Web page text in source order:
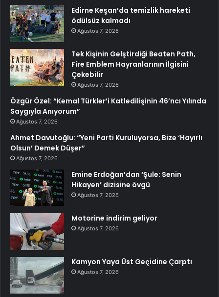
Edirne Keşan’da temizlik hareketi
ödülsüz kalmadı
Ağustos 7, 2026
Tek Kişinin Gelştirdiği Beaten Path,
Fire Emblem Hayranlarının İlgisini
Çekebilir
Ağustos 7, 2026
Özgür Özel: “Kemal Türkler’i Katledilişinin 46’ncı Yılında
Saygıyla Anıyorum”
Ağustos 7, 2026
Ahmet Davutoğlu: “Yeni Parti Kuruluyorsa, Bize ‘Hayırlı
Olsun’ Demek Düşer”
Ağustos 7, 2026
Emine Erdoğan’dan ‘Şule: Senin
Hikayen’ dizisine övgü
Ağustos 7, 2026
Motorine indirim geliyor
Ağustos 7, 2026
Kamyon Yaya Üst Geçidine Çarptı
Ağustos 7, 2026